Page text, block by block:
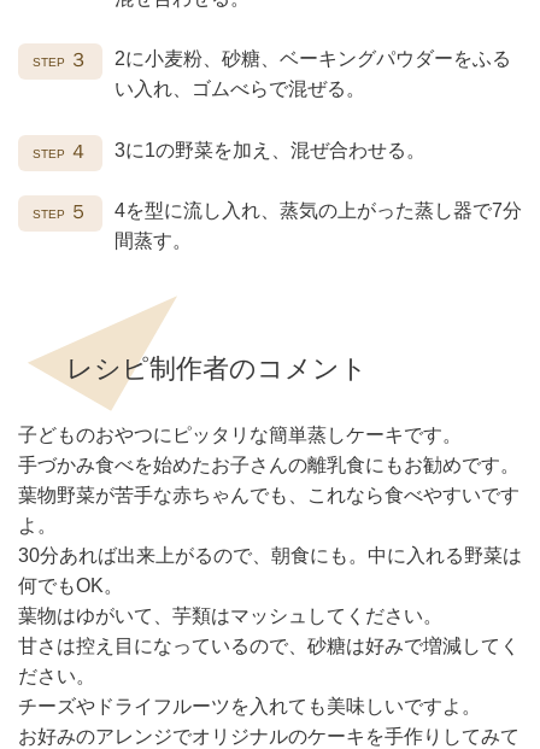
３
2に小麦粉、砂糖、ベーキングパウダーをふる
い入れ、ゴムべらで混ぜる。
４ 3に1の野菜を加え、混ぜ合わせる。
５
4を型に流し入れ、蒸気の上がった蒸し器で7分
間蒸す。
レシピ制作者のコメント
子どものおやつにピッタリな簡単蒸しケーキです。
手づかみ食べを始めたお子さんの離乳食にもお勧めです。
葉物野菜が苦手な赤ちゃんでも、これなら食べやすいです
よ。
30分あれば出来上がるので、朝食にも。中に入れる野菜は
何でもOK。
葉物はゆがいて、芋類はマッシュしてください。
甘さは控え目になっているので、砂糖は好みで増減してく
ださい。
チーズやドライフルーツを入れても美味しいですよ。
お好みのアレンジでオリジナルのケーキを手作りしてみて